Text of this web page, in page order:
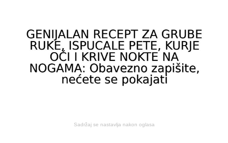
Sadržaj se nastavlja nakon oglasa